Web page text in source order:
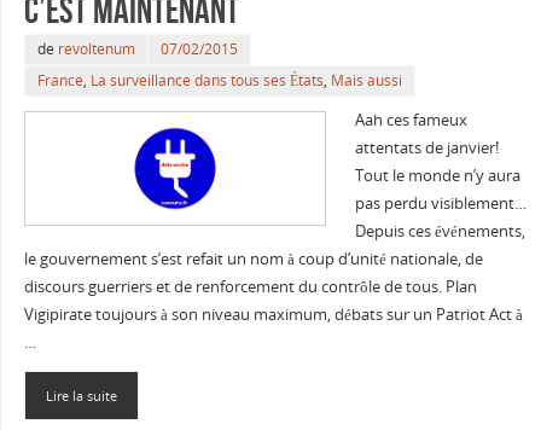
c’est maintenant
de revoltenum
07/02/2015
France, La surveillance dans tous ses États, Mais aussi
Aah ces fameux
attentats de janvier!
Tout le monde n’y aura
pas perdu visiblement…
Depuis ces événements,
le gouvernement s’est refait un nom à coup d’unité nationale, de
discours guerriers et de renforcement du contrôle de tous. Plan
Vigipirate toujours à son niveau maximum, débats sur un Patriot Act à
…
Lire la suite